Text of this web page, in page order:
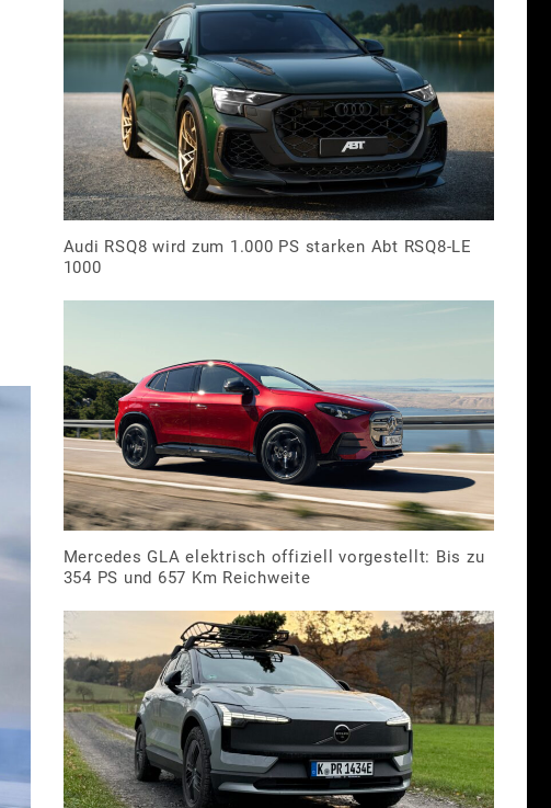
Audi RSQ8 wird zum 1.000 PS starken Abt RSQ8-LE
1000
Mercedes GLA elektrisch offiziell vorgestellt: Bis zu
354 PS und 657 Km Reichweite